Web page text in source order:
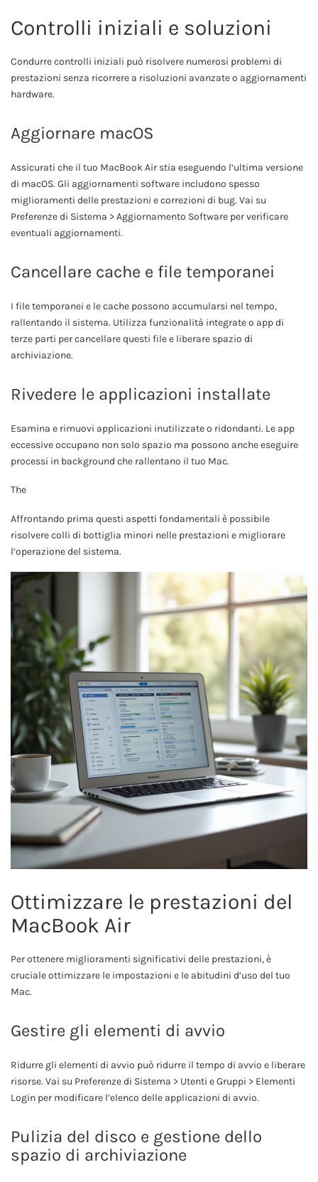
Controlli iniziali e soluzioni
Condurre controlli iniziali può risolvere numerosi problemi di
prestazioni senza ricorrere a risoluzioni avanzate o aggiornamenti
hardware.
Aggiornare macOS
Assicurati che il tuo MacBook Air stia eseguendo l’ultima versione
di macOS. Gli aggiornamenti software includono spesso
miglioramenti delle prestazioni e correzioni di bug. Vai su
Preferenze di Sistema > Aggiornamento Software per verificare
eventuali aggiornamenti.
Cancellare cache e file temporanei
I file temporanei e le cache possono accumularsi nel tempo,
rallentando il sistema. Utilizza funzionalità integrate o app di
terze parti per cancellare questi file e liberare spazio di
archiviazione.
Rivedere le applicazioni installate
Esamina e rimuovi applicazioni inutilizzate o ridondanti. Le app
eccessive occupano non solo spazio ma possono anche eseguire
processi in background che rallentano il tuo Mac.
The
Affrontando prima questi aspetti fondamentali è possibile
risolvere colli di bottiglia minori nelle prestazioni e migliorare
l’operazione del sistema.
Ottimizzare le prestazioni del
MacBook Air
Per ottenere miglioramenti significativi delle prestazioni, è
cruciale ottimizzare le impostazioni e le abitudini d’uso del tuo
Mac.
Gestire gli elementi di avvio
Ridurre gli elementi di avvio può ridurre il tempo di avvio e liberare
risorse. Vai su Preferenze di Sistema > Utenti e Gruppi > Elementi
Login per modificare l’elenco delle applicazioni di avvio.
Pulizia del disco e gestione dello
spazio di archiviazione